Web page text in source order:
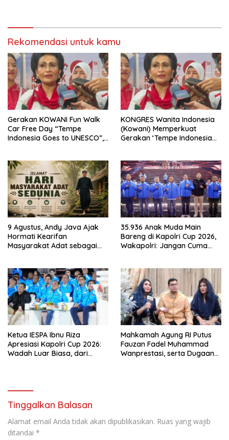
Rekomendasi untuk kamu
Gerakan KOWANI Fun Walk
Car Free Day “Tempe
Indonesia Goes to UNESCO”,
KONGRES Wanita Indonesia
(Kowani) Memperkuat
Gerakan ‘Tempe Indonesia
9 Agustus, Andy Java Ajak
Hormati Kearifan
Masyarakat Adat sebagai
35.936 Anak Muda Main
Bareng di Kapolri Cup 2026,
Wakapolri: Jangan Cuma
Ketua IESPA Ibnu Riza
Apresiasi Kapolri Cup 2026:
Wadah Luar Biasa, dari
Mahkamah Agung RI Putus
Fauzan Fadel Muhammad
Wanprestasi, serta Dugaan
Tinggalkan Balasan
Alamat email Anda tidak akan dipublikasikan. Ruas yang wajib
ditandai *